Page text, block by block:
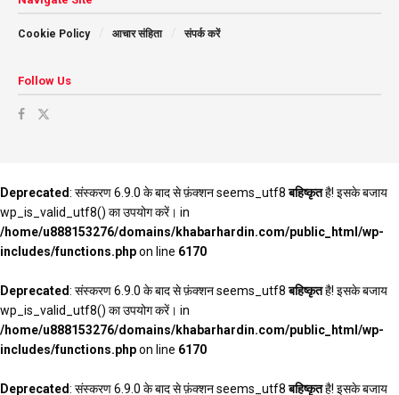
Cookie Policy आचार संहिता संपर्क करें
Follow Us
Deprecated: संस्करण 6.9.0 के बाद से फ़ंक्शन seems_utf8बहिष्कृतहै! इसके बजाय
wp_is_valid_utf8() का उपयोग करें। in
/home/u888153276/domains/khabarhardin.com/public_html/wp-
includes/functions.phpon line 6170
Deprecated: संस्करण 6.9.0 के बाद से फ़ंक्शन seems_utf8बहिष्कृतहै! इसके बजाय
wp_is_valid_utf8() का उपयोग करें। in
/home/u888153276/domains/khabarhardin.com/public_html/wp-
includes/functions.phpon line 6170
Deprecated: संस्करण 6.9.0 के बाद से फ़ंक्शन seems_utf8बहिष्कृतहै! इसके बजाय